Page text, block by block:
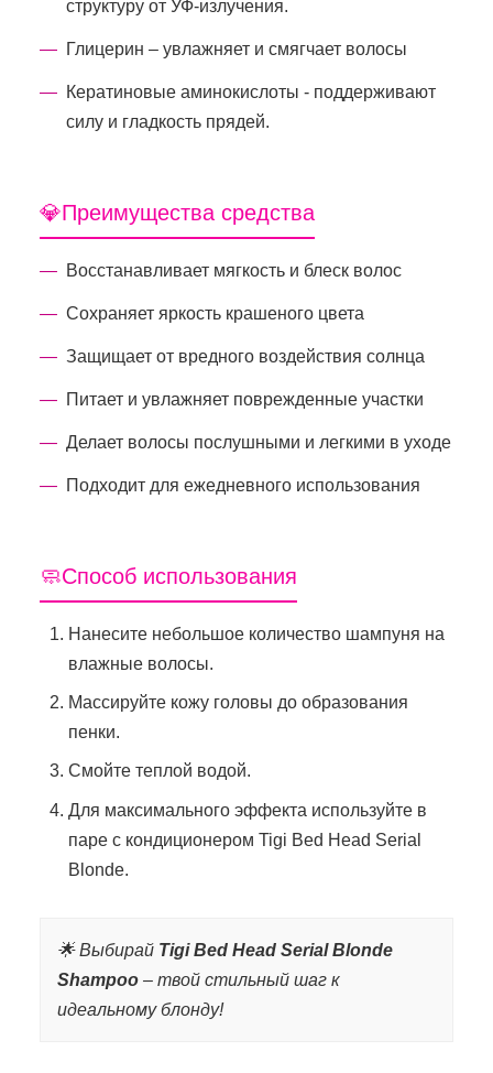
структуру от УФ-излучения.
Глицерин – увлажняет и смягчает волосы
Кератиновые аминокислоты - поддерживают
силу и гладкость прядей.
💎Преимущества средства
Восстанавливает мягкость и блеск волос
Сохраняет яркость крашеного цвета
Защищает от вредного воздействия солнца
Питает и увлажняет поврежденные участки
Делает волосы послушными и легкими в уходе
Подходит для ежедневного использования
🧼Способ использования
Нанесите небольшое количество шампуня на
влажные волосы.
Массируйте кожу головы до образования
пенки.
Смойте теплой водой.
Для максимального эффекта используйте в
паре с кондиционером Tigi Bed Head Serial
Blonde.
🌟 Выбирай Tigi Bed Head Serial Blonde
Shampoo – твой стильный шаг к
идеальному блонду!